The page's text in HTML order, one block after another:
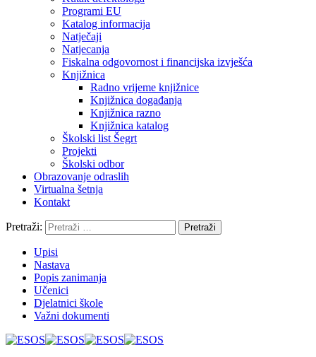
Programi EU
Katalog informacija
Natječaji
Natjecanja
Fiskalna odgovornost i financijska izvješća
Knjižnica
Radno vrijeme knjižnice
Knjižnica događanja
Knjižnica razno
Knjižnica katalog
Školski list Šegrt
Projekti
Školski odbor
Obrazovanje odraslih
Virtualna šetnja
Kontakt
Pretraži:
Upisi
Nastava
Popis zanimanja
Učenici
Djelatnici škole
Važni dokumenti